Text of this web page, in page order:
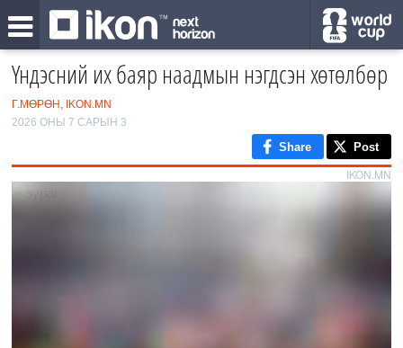
Үндэсний их баяр наадмын нэгдсэн хөтөлбөр
Г.МӨРӨН, IKON.MN
2026 ОНЫ 7 САРЫН 3
Share Post
IKON.MN